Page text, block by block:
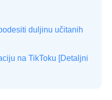
duljinu učitanih
na TikToku [Detaljni